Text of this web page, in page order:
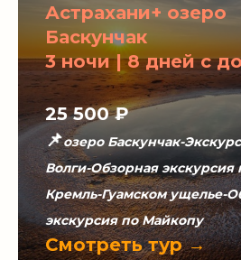
Астрахани+ озеро
Баскунчак
3 ночи | 8 дней с
25 500 ₽
📌озеро Баскунчак-
Волги-Обзорная экскурсия
Кремль-Гуамском ущелье-
экскурсия по Майкопу
Смотреть тур →